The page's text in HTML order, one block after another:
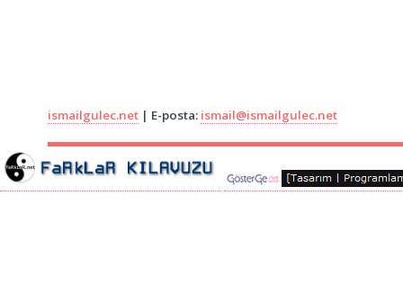
ismailgulec.net | E-posta: ismail@ismailgulec.net